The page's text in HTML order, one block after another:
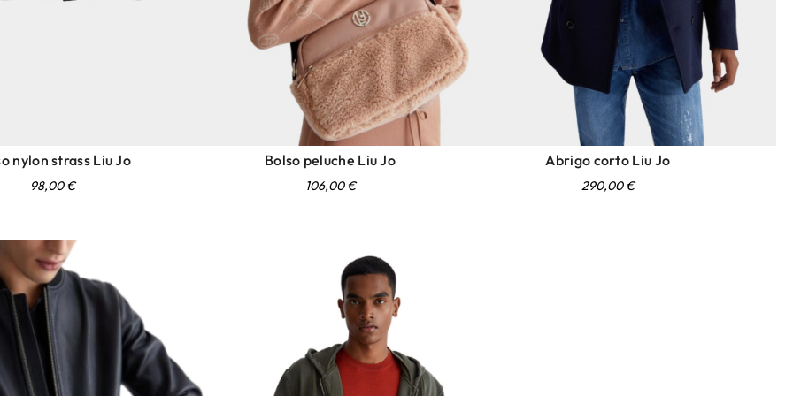
nylon strass Liu Jo
98,00€
Bolso peluche Liu Jo
106,00€
Abrigo corto Liu Jo
290,00€